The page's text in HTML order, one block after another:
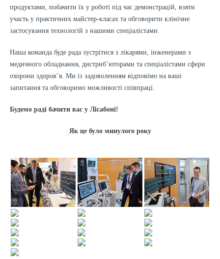
продуктами, побачити їх у роботі під час демонстрацій, взяти
участь у практичних майстер-класах та обговорити клінічне
застосування технологій з нашими спеціалістами.
Наша команда буде рада зустрітися з лікарями, інженерами з
медичного обладнання, дистриб’юторами та спеціалістами сфери
охорони здоров’я. Ми із задоволенням відповімо на ваші
запитання та обговоримо можливості співпраці.
Будемо раді бачити вас у Лісабоні!
Як це було минулого року